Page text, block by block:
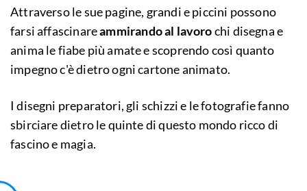
Attraverso le sue pagine, grandi e piccini possono
farsi affascinareammirando al lavorochi disegna e
anima le fiabe più amate e scoprendo così quanto
impegno c'è dietro ogni cartone animato.
I disegni preparatori, gli schizzi e le fotografie fanno
sbirciare dietro le quinte di questo mondo ricco di
fascino e magia.